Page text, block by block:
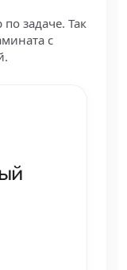
задаче. Так
с